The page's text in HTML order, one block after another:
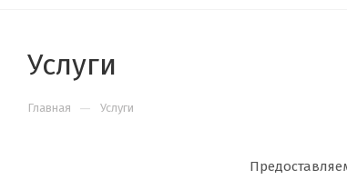
Услуги
Главная — Услуги